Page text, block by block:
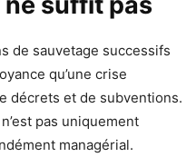
de sauvetage successifs
qu’une crise
décrets et de subventions.
pas uniquement
managérial.